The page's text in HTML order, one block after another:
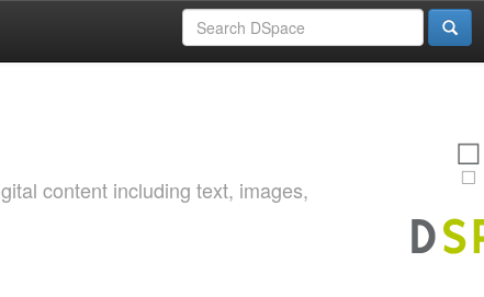
content including text, images,